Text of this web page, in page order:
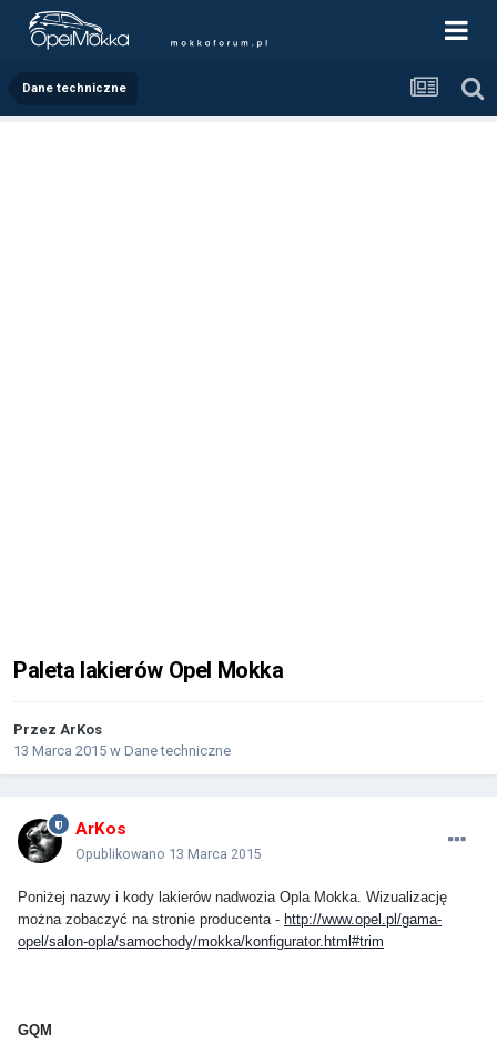
Dane techniczne
Paleta lakierów Opel Mokka
Przez ArKos
13 Marca 2015 w Dane techniczne
ArKos
Opublikowano 13 Marca 2015
Poniżej nazwy i kody lakierów nadwozia Opla Mokka. Wizualizację
można zobaczyć na stronie producenta - http://www.opel.pl/gama-
opel/salon-opla/samochody/mokka/konfigurator.html#trim
GQM